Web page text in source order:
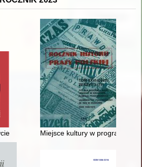
Miejsce kultury w programach